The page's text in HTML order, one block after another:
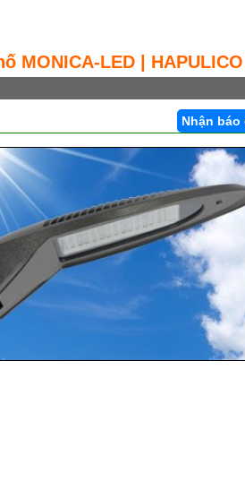
MONICA-LED | HAPULICO
Nhận báo